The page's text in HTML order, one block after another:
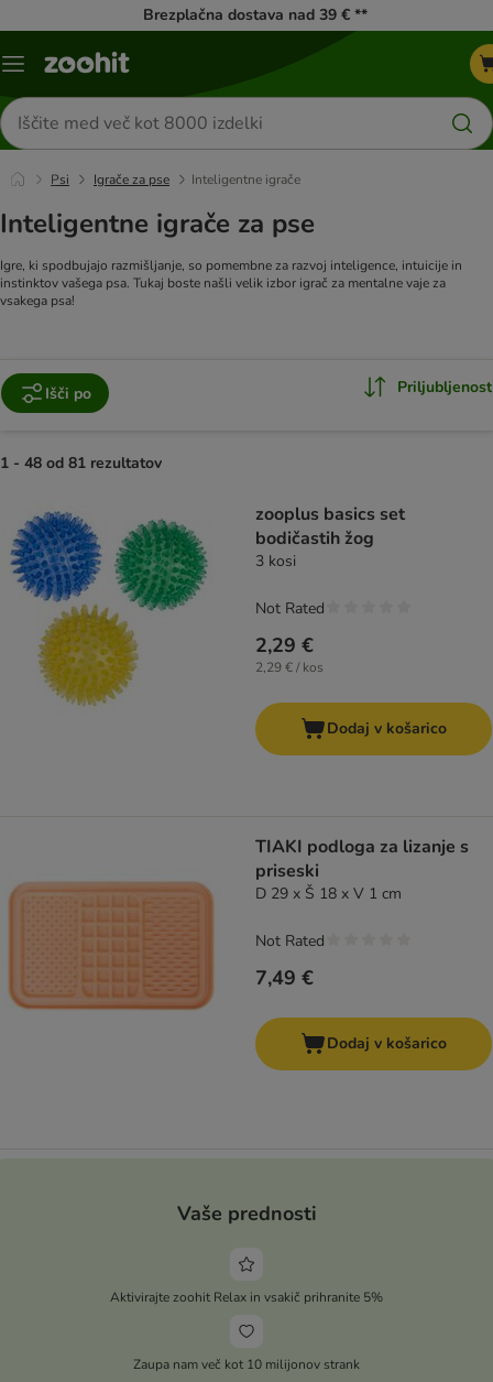
Brezplačna dostava nad 39 € **
Meni
Iskanje
izdelkov
Psi Igrače za pse Inteligentne igrače
Inteligentne igrače za pse
Igre, ki spodbujajo razmišljanje, so pomembne za razvoj inteligence, intuicije in
instinktov vašega psa. Tukaj boste našli velik izbor igrač za mentalne vaje za
vsakega psa!
Išči po Priljubljenost
1 - 48 od 81 rezultatov
zooplus basics set
bodičastih žog
3 kosi
2,29 €
2,29 € / kos
Not Rated
Dodaj v košarico
TIAKI podloga za lizanje s
priseski
D 29 x Š 18 x V 1 cm
7,49 €
Not Rated
Dodaj v košarico
Vaše prednosti
Aktivirajte zoohit Relax in vsakič prihranite 5%
Zaupa nam več kot 10 milijonov strank